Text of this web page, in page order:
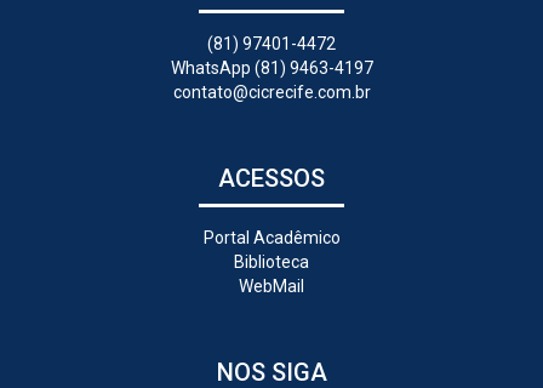
(81) 97401-4472
WhatsApp (81) 9463-4197
contato@cicrecife.com.br
ACESSOS
Portal Acadêmico
Biblioteca
WebMail
NOS SIGA